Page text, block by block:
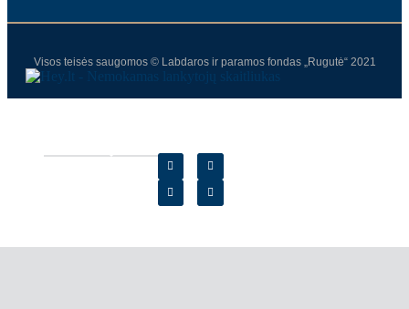
Visos teisės saugomos © Labdaros ir paramos fondas „Rugutė“ 2021